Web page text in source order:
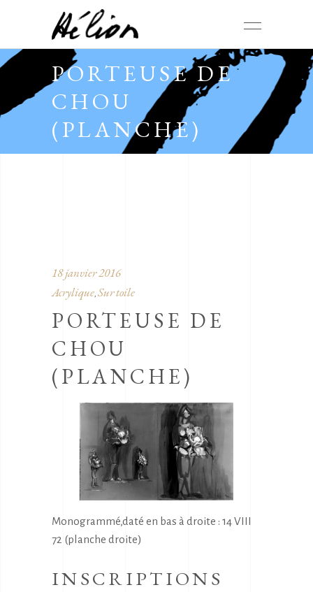
PORTEUSE DE
CHOU
(PLANCHE)
18 janvier 2016
Acrylique, Sur toile
PORTEUSE DE
CHOU
(PLANCHE)
Monogrammé,daté en bas à droite : 14 VIII
72 (planche droite)
INSCRIPTIONS